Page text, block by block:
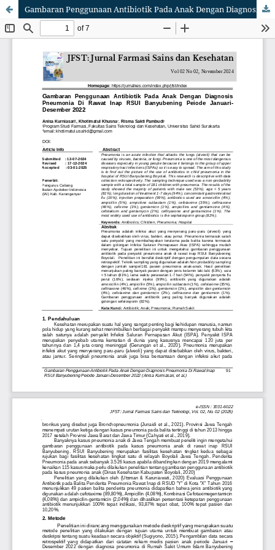
Gambaran Penggunaan Antibiotik Pada Anak Dengan Diagnosis Pneumonia Di Rawat Inap RSUI Banyubening Peiode Januari-Desember 2022